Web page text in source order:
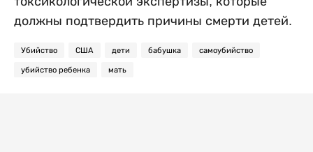
должны подтвердить причины смерти детей.
Убийство США дети бабушка самоубийство
убийство ребенка мать